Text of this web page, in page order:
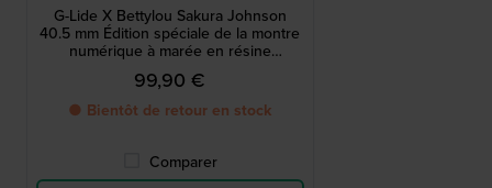
G-Lide X Bettylou Sakura Johnson
40.5 mm Édition spéciale de la montre
numérique à marée en résine
biosourcée
99,90 €
● Bientôt de retour en stock
Comparer